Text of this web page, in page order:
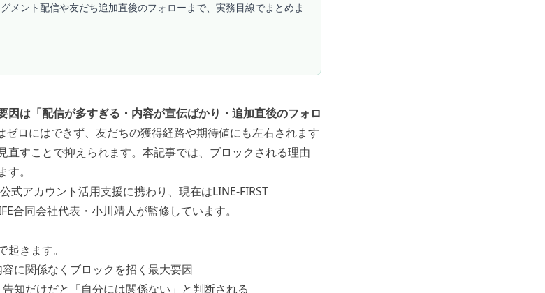
メント配信や友だち追加直後のフォローまで、実務目線でまとめま
因は「配信が多すぎる・内容が宣伝ばかり・追加直後のフォロ
ゼロにはできず、友だちの獲得経路や期待値にも左右されます
直すことで抑えられます。本記事では、ブロックされる理由
。
式アカウント活用支援に携わり、現在はLINE-FIRST
合同会社代表・小川靖人が監修しています。
きます。
に関係なくブロックを招く最大要因
知だけだと「自分には関係ない」と判断される